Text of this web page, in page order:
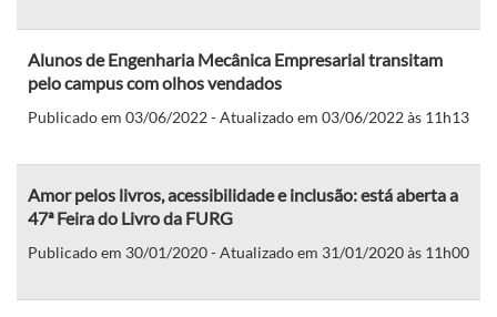
Alunos de Engenharia Mecânica Empresarial transitam
pelo campus com olhos vendados
Publicado em 03/06/2022 - Atualizado em 03/06/2022 às 11h13
Amor pelos livros, acessibilidade e inclusão: está aberta a
47ª Feira do Livro da FURG
Publicado em 30/01/2020 - Atualizado em 31/01/2020 às 11h00